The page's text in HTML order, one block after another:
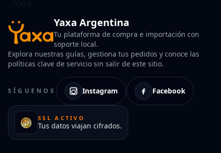
Yaxa Argentina
Tu plataforma de compra e importación con
soporte local.
Explora nuestras guías, gestiona tus pedidos y conoce las
políticas clave de servicio sin salir de este sitio.
SÍGUENOS Instagram Facebook
SSL ACTIVO
Tus datos viajan cifrados.